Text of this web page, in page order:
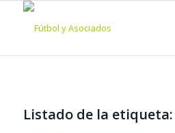
Listado de la etiqueta: